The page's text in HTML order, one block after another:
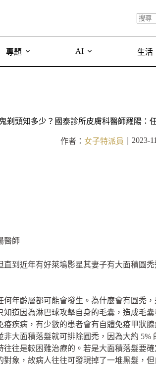
專題 AI 生活
鬼剃頭知多少？國泰診所皮膚科醫師羅陽：
作者： 女子特派員 2023-
醫師
到近年有好萊塢影星其妻子有大面積圓
何年齡層都可能會發生。為什麼會有圓禿
道因為淋巴球攻擊自身的毛囊，造成毛
疾病，有少數的患者會有自體免疫甲狀
大面積落髮就可排除圓禿，因為大約
往是較困難治療的。若是大面積落髮要
象，故病人往往可發現掉了一堆黑髮，